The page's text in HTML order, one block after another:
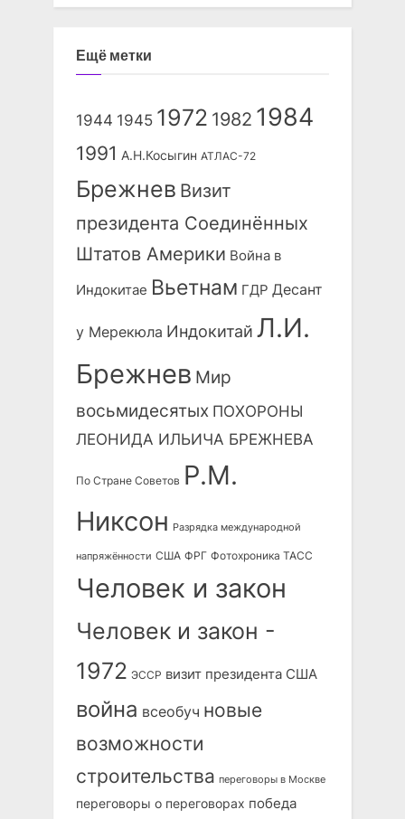
Ещё метки
1944 1945 1972 1982 1984
1991 А.Н.Косыгин АТЛАС-72
Брежнев Визит
президента Соединённых
Штатов Америки Война в
Индокитае Вьетнам ГДР Десант
у Мерекюла Индокитай Л.И.
Брежнев Мир
восьмидесятых ПОХОРОНЫ
ЛЕОНИДА ИЛЬИЧА БРЕЖНЕВА
По Стране Советов Р.М.
Никсон
Разрядка международной
напряжённости США ФРГ Фотохроника ТАСС
Человек и закон
Человек и закон -
1972 ЭССР визит президента США
война всеобуч новые
возможности
строительства переговоры в Москве
переговоры о переговорах победа